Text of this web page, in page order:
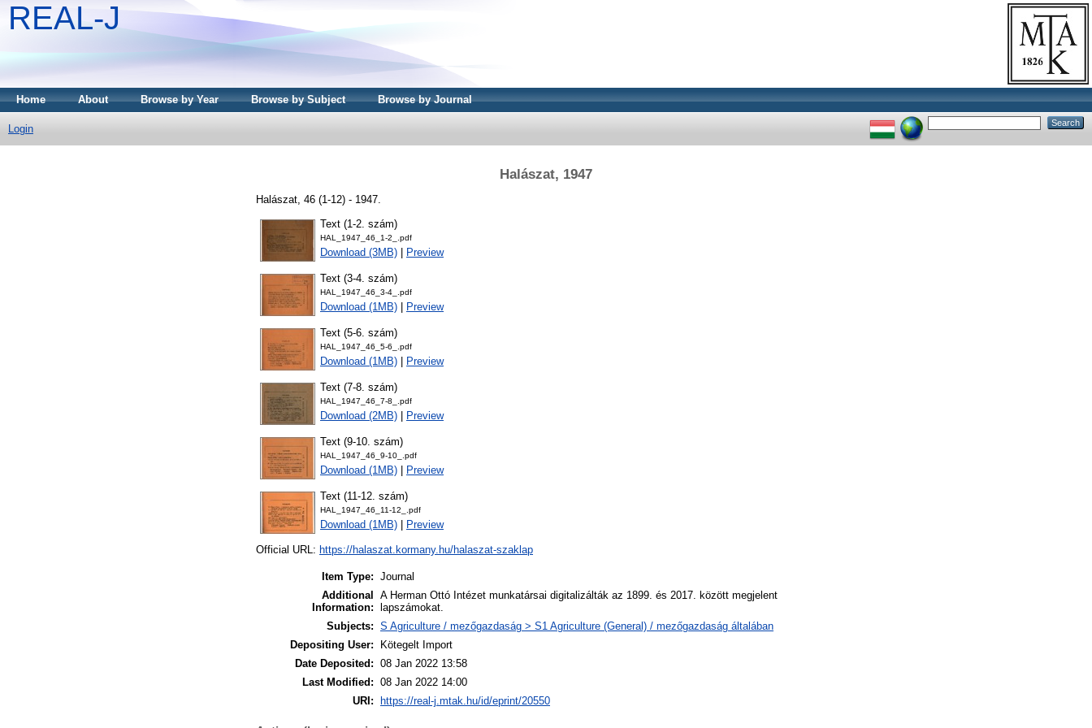
REAL-J
Home About Browse by Year Browse by Subject Browse by Journal
Login
Halászat, 1947
Halászat, 46 (1-12) - 1947.
Text (1-2. szám)
HAL_1947_46_1-2_.pdf
Download (3MB) Preview
Text (3-4. szám)
HAL_1947_46_3-4_.pdf
Download (1MB) Preview
Text (5-6. szám)
HAL_1947_46_5-6_.pdf
Download (1MB) Preview
Text (7-8. szám)
HAL_1947_46_7-8_.pdf
Download (2MB) Preview
Text (9-10. szám)
HAL_1947_46_9-10_.pdf
Download (1MB) Preview
Text (11-12. szám)
HAL_1947_46_11-12_.pdf
Download (1MB) Preview
Official URL: https://halaszat.kormany.hu/halaszat-szaklap
Item Type: Journal
Additional
Information:
A Herman Ottó Intézet munkatársai digitalizálták az 1899. és 2017. között megjelent
lapszámokat.
Subjects: S Agriculture / mezőgazdaság > S1 Agriculture (General) / mezőgazdaság általában
Depositing User:
Kötegelt Import
Date Deposited: 08 Jan 2022 13:58
Last Modified: 08 Jan 2022 14:00
URI:
https://real-j.mtak.hu/id/eprint/20550